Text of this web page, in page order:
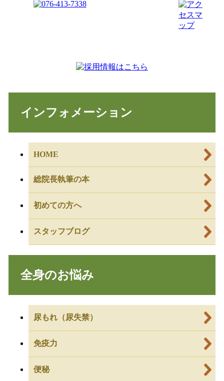
インフォメーション
HOME
総院長執筆の本
初めての方へ
スタッフブログ
全身のお悩み
尿もれ（尿失禁）
免疫力
便秘